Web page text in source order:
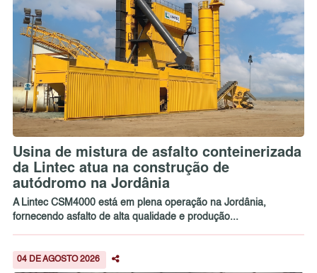
Usina de mistura de asfalto conteinerizada
da Lintec atua na construção de
autódromo na Jordânia
A Lintec CSM4000 está em plena operação na Jordânia,
fornecendo asfalto de alta qualidade e produção...
04 DE AGOSTO 2026